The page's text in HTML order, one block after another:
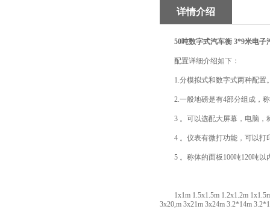
详情介绍
50吨数字式汽车衡 3*9米电子
配置详细介绍如下：
1.分模拟式和数字式两种配置
2.一般地磅是有4部分组成，称
3 。可以选配大屏幕，电脑，
4 。仪表有微打功能，可以打
5 。称体的面板100吨120吨以
1x1m 1.5x1.5m 1.2x1.2m 1x1.5m
3x20,m 3x21m 3x24m 3.2*14m